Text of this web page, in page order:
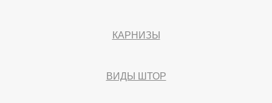
КАРНИЗЫ
ВИДЫ ШТОР